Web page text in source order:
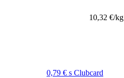
0,79 € s Clubcard
10,32 €/kg